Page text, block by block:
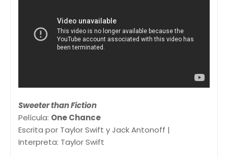
Sweeter than Fiction
Película: One Chance
Escrita por Taylor Swift y Jack Antonoff |
Interpreta: Taylor Swift